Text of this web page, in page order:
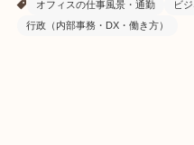
オフィスの仕事風景・通勤
ビ
行政（内部事務・DX・働き方）